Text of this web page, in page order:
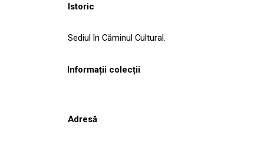
Istoric
Sediul în Căminul Cultural.
Informații colecții
Adresă